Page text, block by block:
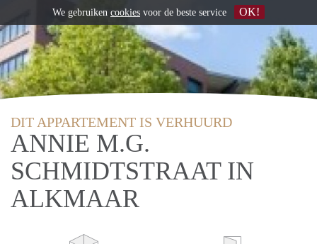
DIT APPARTEMENT IS VERHUURD
ANNIE M.G.
SCHMIDTSTRAAT IN
ALKMAAR
We gebruiken cookies voor de beste service OK!